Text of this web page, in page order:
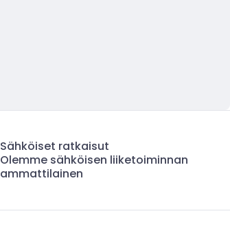
Sähköiset ratkaisut
Olemme sähköisen liiketoiminnan
ammattilainen